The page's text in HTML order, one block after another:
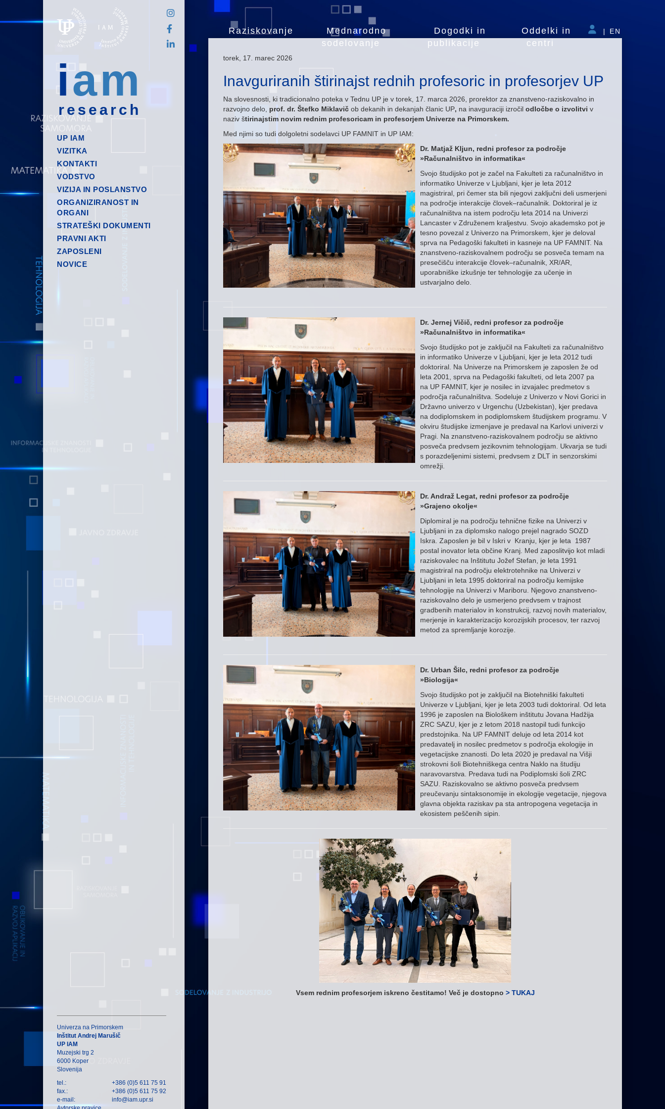
iam
research
Raziskovanje
Mednarodno
sodelovanje
Dogodki in
publikacije
Oddelki in
centri
| EN
UP IAM
VIZITKA
KONTAKTI
VODSTVO
VIZIJA IN POSLANSTVO
ORGANIZIRANOST IN
ORGANI
STRATEŠKI DOKUMENTI
PRAVNI AKTI
ZAPOSLENI
NOVICE
torek, 17. marec 2026
Inavguriranih štirinajst rednih profesoric in profesorjev UP
Na slovesnosti, ki tradicionalno poteka v Tednu UP je v torek, 17. marca 2026, prorektor za znanstveno-raziskovalno in
razvojno delo, prof. dr. Štefko Miklavič ob dekanih in dekanjah članic UP, na inavguraciji izročil odločbe o izvolitvi v
naziv štirinajstim novim rednim profesoricam in profesorjem Univerze na Primorskem.
Med njimi so tudi dolgoletni sodelavci UP FAMNIT in UP IAM:
Dr. Matjaž Kljun, redni profesor za področje
»Računalništvo in informatika«
Svojo študijsko pot je začel na Fakulteti za računalništvo in
informatiko Univerze v Ljubljani, kjer je leta 2012
magistriral, pri čemer sta bili njegovi zaključni deli usmerjeni
na področje interakcije človek–računalnik. Doktoriral je iz
računalništva na istem področju leta 2014 na Univerzi
Lancaster v Združenem kraljestvu. Svojo akademsko pot je
tesno povezal z Univerzo na Primorskem, kjer je deloval
sprva na Pedagoški fakulteti in kasneje na UP FAMNIT. Na
znanstveno-raziskovalnem področju se posveča temam na
presečišču interakcije človek–računalnik, XR/AR,
uporabniške izkušnje ter tehnologije za učenje in
ustvarjalno delo.
Dr. Jernej Vičič, redni profesor za področje
»Računalništvo in informatika«
Svojo študijsko pot je zaključil na Fakulteti za računalništvo
in informatiko Univerze v Ljubljani, kjer je leta 2012 tudi
doktoriral. Na Univerze na Primorskem je zaposlen že od
leta 2001, sprva na Pedagoški fakulteti, od leta 2007 pa
na UP FAMNIT, kjer je nosilec in izvajalec predmetov s
področja računalništva. Sodeluje z Univerzo v Novi Gorici in
Državno univerzo v Urgenchu (Uzbekistan), kjer predava
na dodiplomskem in podiplomskem študijskem programu. V
okviru študijske izmenjave je predaval na Karlovi univerzi v
Pragi. Na znanstveno-raziskovalnem področju se aktivno
posveča predvsem jezikovnim tehnologijam. Ukvarja se tudi
s porazdeljenimi sistemi, predvsem z DLT in senzorskimi
omrežji.
Dr. Andraž Legat, redni profesor za področje
»Grajeno okolje«
Diplomiral je na področju tehnične fizike na Univerzi v
Ljubljani in za diplomsko nalogo prejel nagrado SOZD
Iskra. Zaposlen je bil v Iskri v Kranju, kjer je leta 1987
postal inovator leta občine Kranj. Med zaposlitvijo kot mladi
raziskovalec na Inštitutu Jožef Stefan, je leta 1991
magistriral na področju elektrotehnike na Univerzi v
Ljubljani in leta 1995 doktoriral na področju kemijske
tehnologije na Univerzi v Mariboru. Njegovo znanstveno-
raziskovalno delo je usmerjeno predvsem v trajnost
gradbenih materialov in konstrukcij, razvoj novih materialov,
merjenje in karakterizacijo korozijskih procesov, ter razvoj
metod za spremljanje korozije.
Dr. Urban Šilc, redni profesor za področje
»Biologija«
Svojo študijsko pot je zaključil na Biotehniški fakulteti
Univerze v Ljubljani, kjer je leta 2003 tudi doktoriral. Od leta
1996 je zaposlen na Biološkem inštitutu Jovana Hadžija
ZRC SAZU, kjer je z letom 2018 nastopil tudi funkcijo
predstojnika. Na UP FAMNIT deluje od leta 2014 kot
predavatelj in nosilec predmetov s področja ekologije in
vegetacijske znanosti. Do leta 2020 je predaval na Višji
strokovni šoli Biotehniškega centra Naklo na študiju
naravovarstva. Predava tudi na Podiplomski šoli ZRC
SAZU. Raziskovalno se aktivno posveča predvsem
preučevanju sintaksonomije in ekologije vegetacije, njegova
glavna objekta raziskav pa sta antropogena vegetacija in
ekosistem peščenih sipin.
Vsem rednim profesorjem iskreno čestitamo! Več je dostopno > TUKAJ
Univerza na Primorskem
Inštitut Andrej Marušič
UP IAM
Muzejski trg 2
6000 Koper
Slovenija
tel.:
+386 (0)5 611 75 91
fax.:
+386 (0)5 611 75 92
e-mail:
info@iam.upr.si